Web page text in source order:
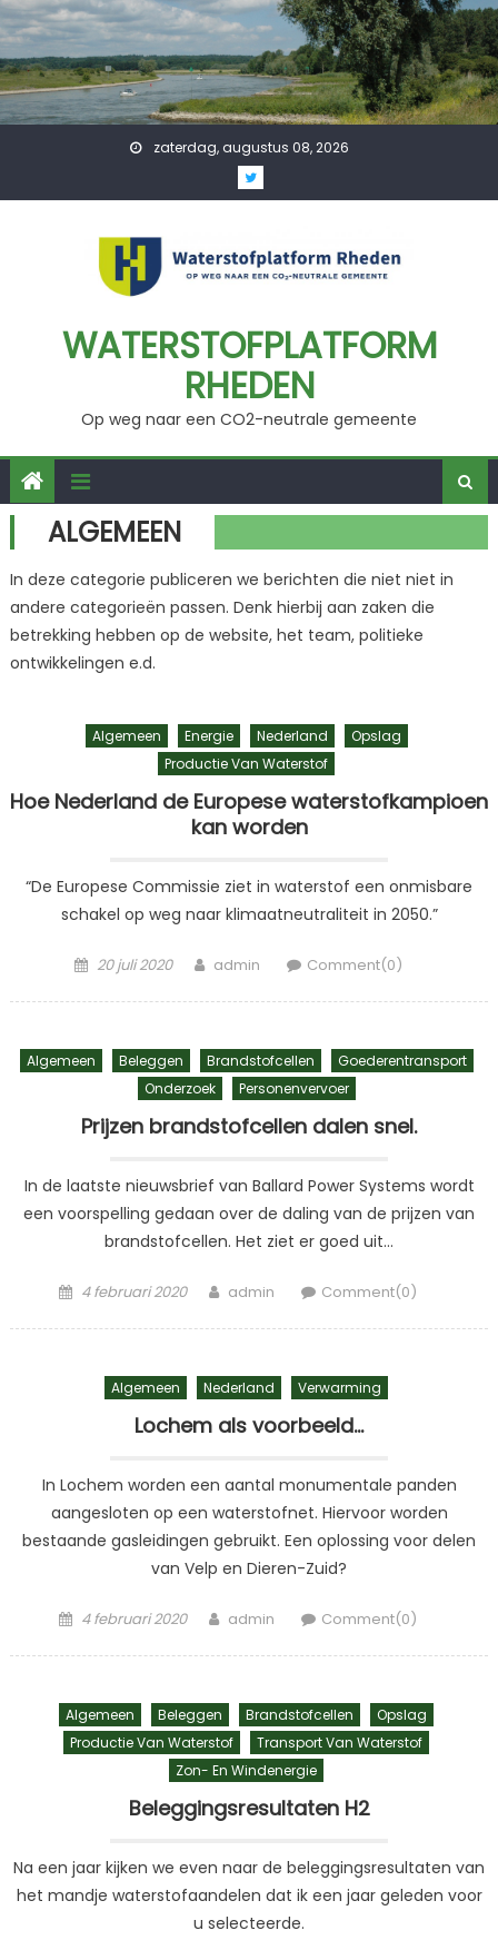
Skip
to
content
zaterdag, augustus 08, 2026
WATERSTOFPLATFORM
RHEDEN
Op weg naar een CO2-neutrale gemeente
ALGEMEEN
In deze categorie publiceren we berichten die niet niet in
andere categorieën passen. Denk hierbij aan zaken die
betrekking hebben op de website, het team, politieke
ontwikkelingen e.d.
Algemeen Energie Nederland
Opslag
Productie Van Waterstof
Hoe Nederland de Europese waterstofkampioen
kan worden
“De Europese Commissie ziet in waterstof een onmisbare
schakel op weg naar klimaatneutraliteit in 2050.”
Posted
20 juli 2020 Author
admin Comment(0)
Algemeen Beleggen Brandstofcellen
Goederentransport
Onderzoek
Personenvervoer
Prijzen brandstofcellen dalen snel.
In de laatste nieuwsbrief van Ballard Power Systems wordt
een voorspelling gedaan over de daling van de prijzen van
brandstofcellen. Het ziet er goed uit…
Posted
4 februari 2020 Author
admin Comment(0)
Algemeen Nederland Verwarming
Lochem als voorbeeld…
In Lochem worden een aantal monumentale panden
aangesloten op een waterstofnet. Hiervoor worden
bestaande gasleidingen gebruikt. Een oplossing voor delen
van Velp en Dieren-Zuid?
Posted
4 februari 2020 Author
admin Comment(0)
Algemeen Beleggen Brandstofcellen
Opslag
Productie Van Waterstof
Transport Van Waterstof
Zon- En Windenergie
Beleggingsresultaten H2
Na een jaar kijken we even naar de beleggingsresultaten van
het mandje waterstofaandelen dat ik een jaar geleden voor
u selecteerde.